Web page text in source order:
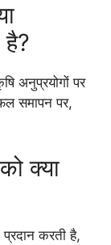
है?
अनुप्रयोगों पर
समापन पर,
क्या
करती है,